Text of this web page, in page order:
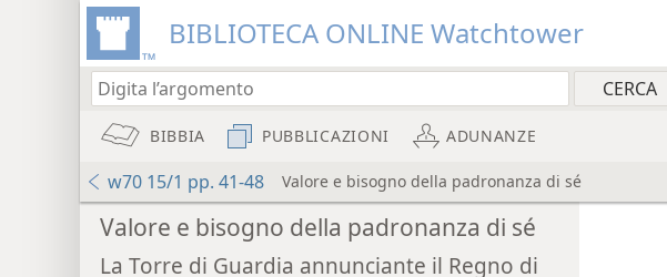
BIBLIOTECA ONLINE Watchtower
BIBBIA PUBBLICAZIONI ADUNANZE
w70 15/1 pp. 41-48 Valore e bisogno della padronanza di sé
Valore e bisogno della padronanza di sé
La Torre di Guardia annunciante il Regno di